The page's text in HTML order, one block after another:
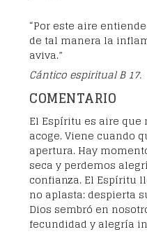
“Por este aire
de tal manera la
aviva.”
Cántico espiritual B 17.
COMENTARIO
El Espíritu es aire que
acoge. Viene cuando
apertura. Hay
seca y perdemos
confianza. El Espíritu
no aplasta: despierta
Dios sembró en
fecundidad y alegría